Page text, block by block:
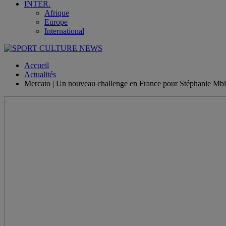
INTER.
Afrique
Europe
International
Accueil
Actualités
Mercato | Un nouveau challenge en France pour Stéphanie